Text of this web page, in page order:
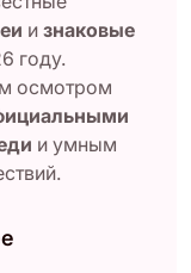
и знаковые
году.
осмотром
и умным